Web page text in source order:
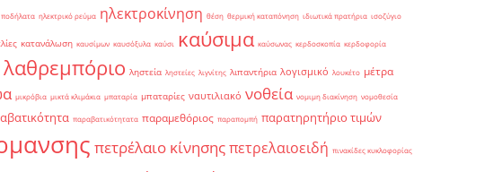
ποδήλατα ηλεκτρικό ρεύμα ηλεκτροκίνηση θέση θερμική καταπόνηση ιδιωτικά πρατήρια ισοζύγιο
κατανάλωση καυσίμων καυσόξυλα καύσι καύσιμα καύσωνας κερδοσκοπία κερδοφορία
λαθρεμπόριο ληστεία ληστείες λιγνίτης λιπαντήρια λογισμικό λουκέτο μέτρα
μικρόβια μικτά κλιμάκια μπαταρία μπαταρίες ναυτιλιακό νοθεία νομιμη διακίνηση νομοθεσία
παραβατικότητατα παραμεθόριος παραπομπή παρατηρητήριο τιμών
πετρέλαιο κίνησηςπετρελαιοειδή πινακίδες κυκλοφορίας